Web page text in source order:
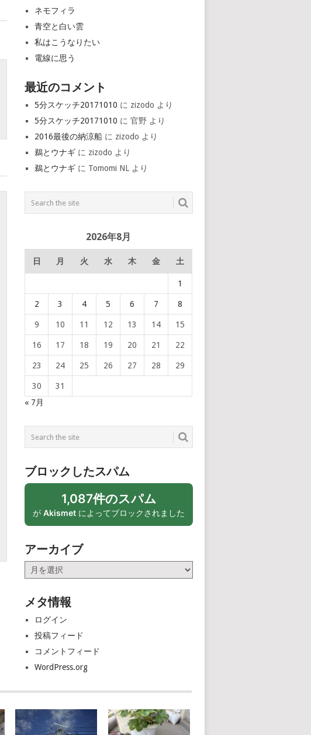
ネモフィラ
青空と白い雲
私はこうなりたい
電線に思う
最近のコメント
5分スケッチ20171010 に zizodo より
5分スケッチ20171010 に官野 より
2016最後の納涼船 に zizodo より
鵜とウナギ に zizodo より
鵜とウナギ に Tomomi NL より
2026年8月
日 月 火 水 木 金 土
1
2 3 4 5 6 7 8
9 10 11 12 13 14 15
16 17 18 19 20 21 22
23 24 25 26 27 28 29
30
31
« 7月
ブロックしたスパム
1,087件のスパム
がAkismet によってブロックされました
アーカイブ
ア
ー
イ
メタ情報
ログイン
投稿フィード
コメントフィード
WordPress.org